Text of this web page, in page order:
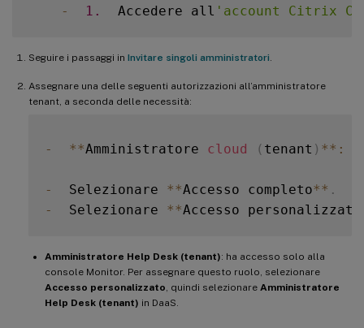
- 1.
  Accedere all
'account Citrix
Seguire i passaggi in Invitare singoli amministratori
Assegnare una delle seguenti autorizzazioni all’amministratore
tenant, a seconda delle necessità:
- **Amministratore cloud ( tenant ) ** :
-
  Selezionare
**Accesso completo** .
-
  Selezionare
**Accesso personalizzato
Amministratore Help Desk (tenant): ha accesso solo alla
console Monitor. Per assegnare questo ruolo, selezionare
Accesso personalizzato , quindi selezionare Amministratore
Help Desk (tenant) in DaaS.